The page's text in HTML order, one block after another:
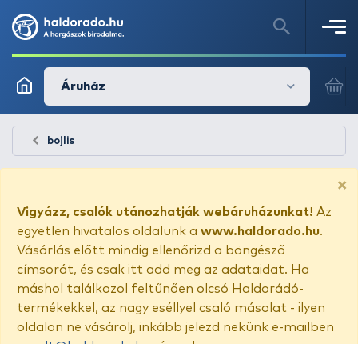
Áruház
bojlis
×
Vigyázz, csalók utánozhatják webáruházunkat! Az
egyetlen hivatalos oldalunk a www.haldorado.hu.
Vásárlás előtt mindig ellenőrizd a böngésző
címsorát, és csak itt add meg az adataidat. Ha
máshol találkozol feltűnően olcsó Haldorádó-
termékekkel, az nagy eséllyel csaló másolat - ilyen
oldalon ne vásárolj, inkább jelezd nekünk e-mailben